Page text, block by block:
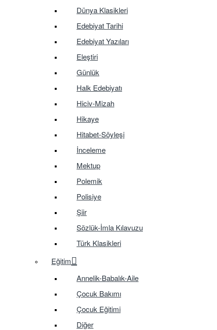
Dünya Klasikleri
Edebiyat Tarihi
Edebiyat Yazıları
Eleştiri
Günlük
Halk Edebiyatı
Hiciv-Mizah
Hikaye
Hitabet-Söyleşi
İnceleme
Mektup
Polemik
Polisiye
Şiir
Sözlük-İmla Kılavuzu
Türk Klasikleri
Eğitim
Annelik-Babalık-Aile
Çocuk Bakımı
Çocuk Eğitimi
Diğer